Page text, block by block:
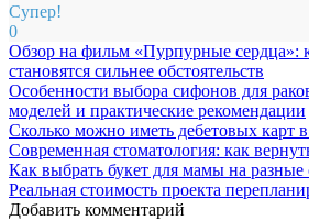
Супер!
0
Обзор на фильм «Пурпурные сердца»:
становятся сильнее обстоятельств
Особенности выбора сифонов для
моделей и практические рекомендации
Сколько можно иметь дебетовых карт
Современная стоматология: как
Как выбрать букет для мамы на разные
Реальная стоимость проекта
Добавить комментарий